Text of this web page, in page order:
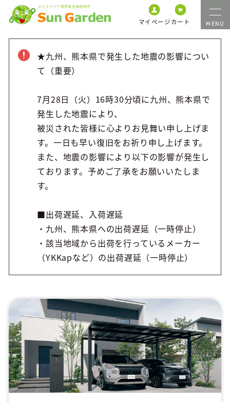
マイページカート
★九州、熊本県で発生した地震の影響につい
て（重要）
7月28日（火）16時30分頃に九州、熊本県で
発生した地震により、
被災された皆様に心よりお見舞い申し上げま
す。一日も早い復旧をお祈り申し上げます。
また、地震の影響により以下の影響が発生し
ております。予めご了承をお願いいたしま
す。
■出荷遅延、入荷遅延
・九州、熊本県への出荷遅延（一時停止）
・該当地域から出荷を行っているメーカー
（YKKapなど）の出荷遅延（一時停止）